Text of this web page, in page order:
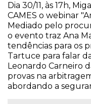
Dia 30/11, às 17h,
CAMES o webinar
Mediado pelo
o evento traz Ana
tendências para os
Tartuce para falar
Leonardo Carneiro
provas na
abordando a